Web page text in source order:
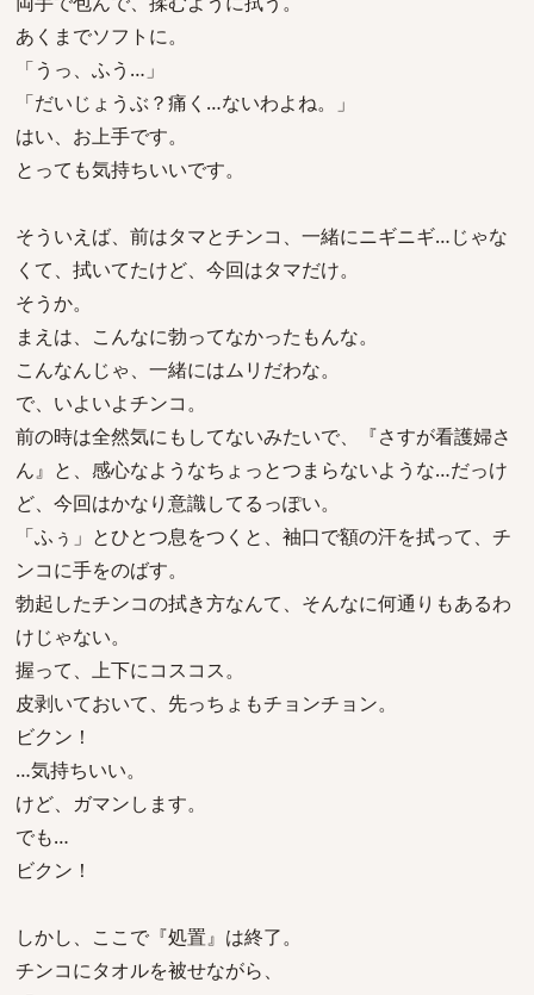
あくまでソフトに。
「うっ、ふう…」
「だいじょうぶ？痛く…ないわよね。」
はい、お上手です。
とっても気持ちいいです。
そういえば、前はタマとチンコ、一緒にニギニギ…じゃな
くて、拭いてたけど、今回はタマだけ。
そうか。
まえは、こんなに勃ってなかったもんな。
こんなんじゃ、一緒にはムリだわな。
で、いよいよチンコ。
前の時は全然気にもしてないみたいで、『さすが看護婦さ
ん』と、感心なようなちょっとつまらないような…だっけ
ど、今回はかなり意識してるっぽい。
「ふぅ」とひとつ息をつくと、袖口で額の汗を拭って、チ
ンコに手をのばす。
勃起したチンコの拭き方なんて、そんなに何通りもあるわ
けじゃない。
握って、上下にコスコス。
皮剥いておいて、先っちょもチョンチョン。
ビクン！
…気持ちいい。
けど、ガマンします。
でも…
ビクン！
しかし、ここで『処置』は終了。
チンコにタオルを被せながら、